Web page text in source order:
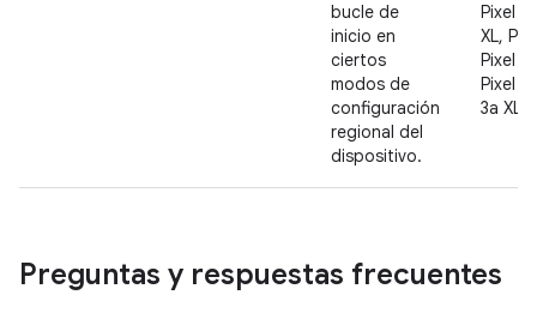
bucle de
inicio en
ciertos
modos de
configuración
regional del
dispositivo.
Pixel
XL,
Pixel 3
Pixel
3a XL
Preguntas y respuestas frecuentes